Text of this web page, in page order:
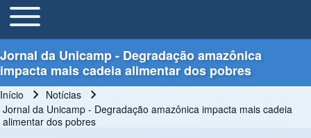
Main Menu
Toggle main menu
Jornal da Unicamp - Degradação amazônica
impacta mais cadeia alimentar dos pobres
Trilha de navegação
Início
Notícias
Jornal da Unicamp - Degradação amazônica impacta mais cadeia
alimentar dos pobres